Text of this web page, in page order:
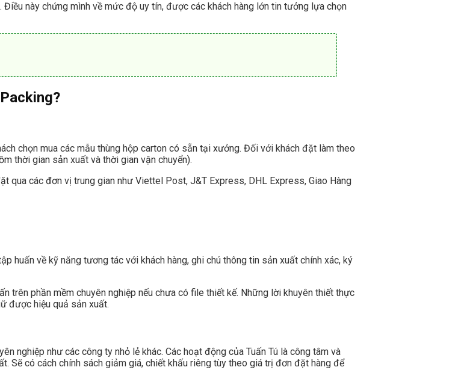
này chứng mình về mức độ uy tín, được các khách hàng lớn tin tưởng lựa chọn
chọn mua các mẫu thùng hộp carton có sẵn tại xưởng. Đối với khách đặt làm theo
thời gian sản xuất và thời gian vận chuyển).
qua các đơn vị trung gian như Viettel Post, J&T Express, DHL Express, Giao Hàng
huấn về kỹ năng tương tác với khách hàng, ghi chú thông tin sản xuất chính xác, ký
trên phần mềm chuyên nghiệp nếu chưa có file thiết kế. Những lời khuyên thiết thực
được hiệu quả sản xuất.
nghiệp như các công ty nhỏ lẻ khác. Các hoạt động của Tuấn Tú là công tâm và
Sẽ có cách chính sách giảm giá, chiết khấu riêng tùy theo giá trị đơn đặt hàng để